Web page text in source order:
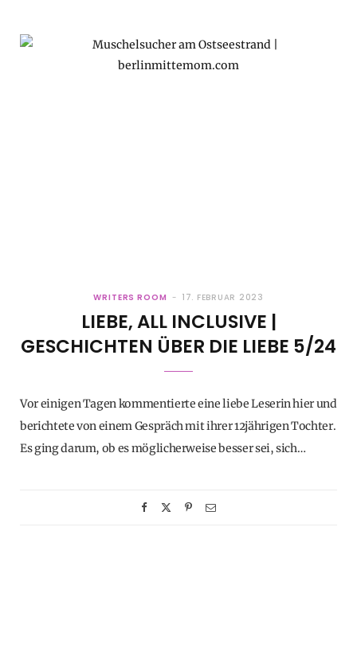
WRITERS ROOM 17. FEBRUAR 2023
LIEBE, ALL INCLUSIVE |
GESCHICHTEN ÜBER DIE LIEBE 5/24
Vor einigen Tagen kommentierte eine liebe Leserin hier und
berichtete von einem Gespräch mit ihrer 12jährigen Tochter.
Es ging darum, ob es möglicherweise besser sei, sich…